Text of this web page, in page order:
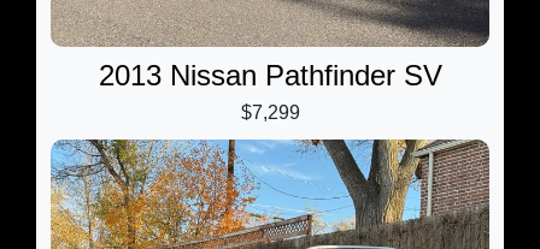
2013 Nissan Pathfinder SV
$7,299